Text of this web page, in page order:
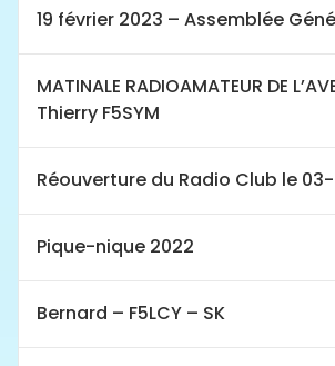
19 février 2023 – Assemblée
MATINALE RADIOAMATEUR DE
Thierry F5SYM
Réouverture du Radio Club le
Pique-nique 2022
Bernard – F5LCY – SK